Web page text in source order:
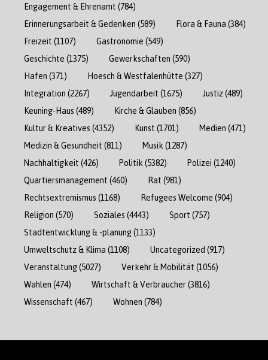
Engagement & Ehrenamt (784)
Erinnerungsarbeit & Gedenken (589) Flora & Fauna (384)
Freizeit (1107) Gastronomie (549)
Geschichte (1375) Gewerkschaften (590)
Hafen (371) Hoesch & Westfalenhütte (327)
Integration (2267) Jugendarbeit (1675) Justiz(489)
Keuning-Haus (489) Kirche & Glauben (856)
Kultur & Kreatives (4352) Kunst (1701) Medien (471)
Medizin & Gesundheit (811) Musik (1287)
Nachhaltigkeit (426) Politik (5382) Polizei (1240)
Quartiersmanagement (460) Rat (981)
Rechtsextremismus (1168) Refugees Welcome (904)
Religion (570) Soziales (4443) Sport (757)
Stadtentwicklung & -planung(1133)
Umweltschutz & Klima (1108) Uncategorized (917)
Veranstaltung(5027) Verkehr & Mobilität (1056)
Wahlen (474) Wirtschaft & Verbraucher(3816)
Wissenschaft (467) Wohnen (784)